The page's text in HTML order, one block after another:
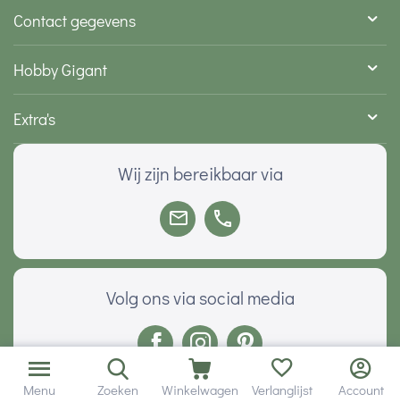
Contact gegevens
Hobby Gigant
Extra's
Wij zijn bereikbaar via
Volg ons via social media
Menu Zoeken Winkelwagen Verlanglijst Account